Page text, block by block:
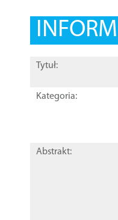
Tytuł:
Kategoria:
Abstrakt: